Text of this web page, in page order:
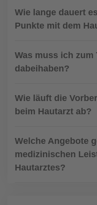
Wie lange dauert
Punkte mit dem
Was muss ich zum
dabeihaben?
Wie läuft die
beim Hautarzt ab?
Welche Angebote
medizinischen
Hautarztes?